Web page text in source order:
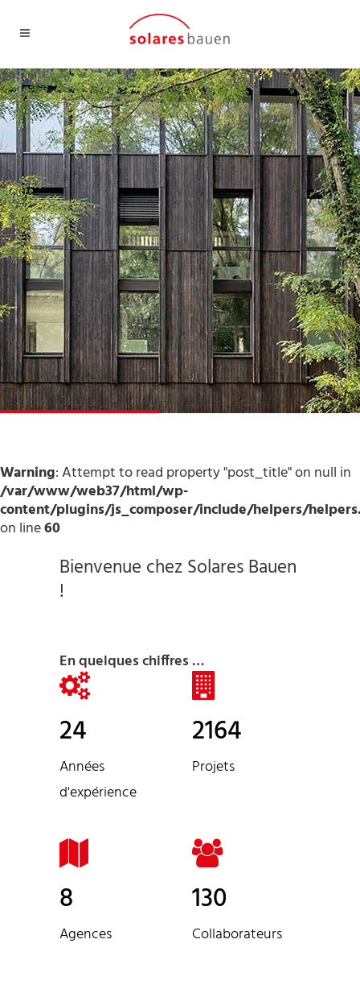
Warning: Attempt to read property "post_title" on null in
/var/www/web37/html/wp-
content/plugins/js_composer/include/helpers/
on line60
Bienvenue chez Solares Bauen
!
En quelques chiffres …
24
Années
d'expérience
2164
Projets
8
Agences
130
Collaborateurs